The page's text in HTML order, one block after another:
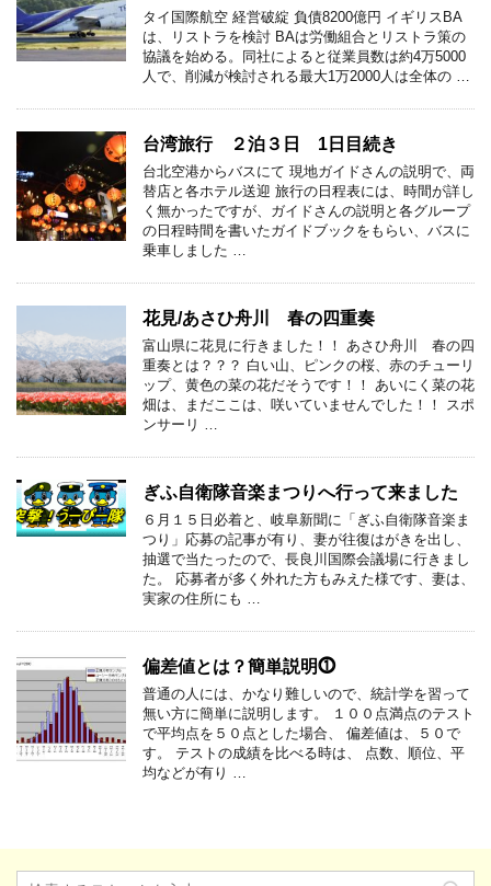
タイ国際航空 経営破綻 負債8200億円 イギリスBA
は、リストラを検討 BAは労働組合とリストラ策の
協議を始める。同社によると従業員数は約4万5000
人で、削減が検討される最大1万2000人は全体の …
台湾旅行 ２泊３日 1日目続き
台北空港からバスにて 現地ガイドさんの説明で、両
替店と各ホテル送迎 旅行の日程表には、時間が詳し
く無かったですが、ガイドさんの説明と各グループ
の日程時間を書いたガイドブックをもらい、バスに
乗車しました …
花見/あさひ舟川 春の四重奏
富山県に花見に行きました！！ あさひ舟川 春の四
重奏とは？？？ 白い山、ピンクの桜、赤のチューリ
ップ、黄色の菜の花だそうです！！ あいにく菜の花
畑は、まだここは、咲いていませんでした！！ スポ
ンサーリ …
ぎふ自衛隊音楽まつりへ行って来ました
６月１５日必着と、岐阜新聞に「ぎふ自衛隊音楽ま
つり」応募の記事が有り、妻が往復はがきを出し、
抽選で当たったので、長良川国際会議場に行きまし
た。 応募者が多く外れた方もみえた様です、妻は、
実家の住所にも …
偏差値とは？簡単説明⓵
普通の人には、かなり難しいので、統計学を習って
無い方に簡単に説明します。 １００点満点のテスト
で平均点を５０点とした場合、 偏差値は、５０で
す。 テストの成績を比べる時は、 点数、順位、平
均などが有り …